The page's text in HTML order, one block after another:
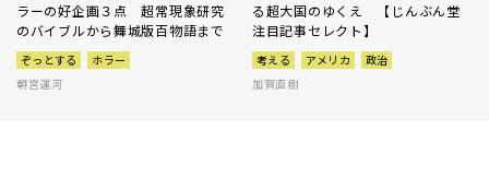
ラーの好企画３点 超常現象研究
のバイブルから舞城版百物語まで
ぞっとする
ホラー
朝宮運河
る超大国のゆくえ 【じんぶん堂
注目記事セレクト】
考える アメリカ
政治
加賀直樹